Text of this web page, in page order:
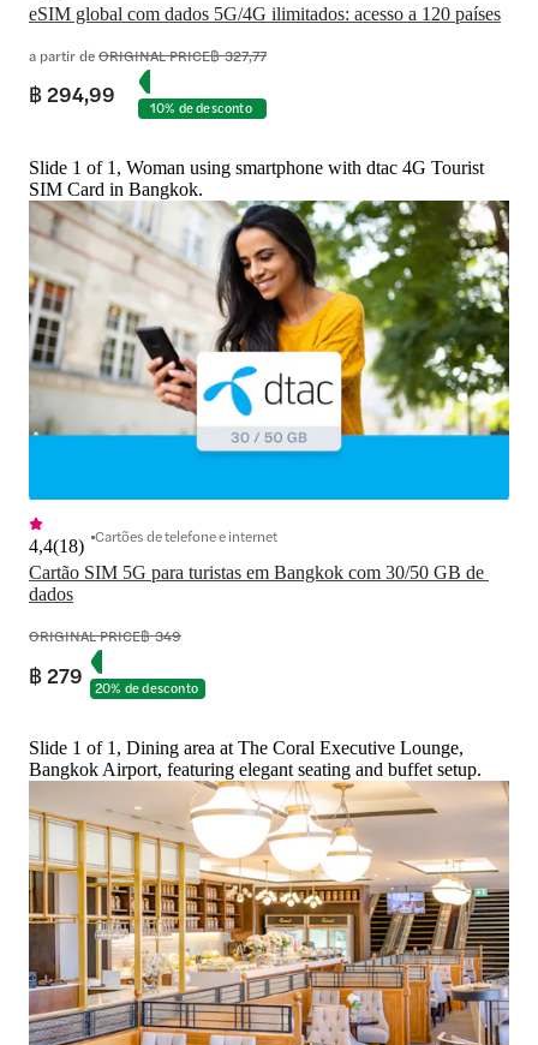
eSIM global com dados 5G/4G ilimitados: acesso a 120 países
a partir deORIGINAL PRICE฿ 327,77
฿ 294,99 10% de desconto
Slide 1 of 1, Woman using smartphone with dtac 4G Tourist
SIM Card in Bangkok.
Cartão SIM 5G para turistas em Bangkok com 30/50 GB de
dados
4,4(18) Cartões de telefone e internet
ORIGINAL PRICE฿ 349
฿ 279 20% de desconto
Slide 1 of 1, Dining area at The Coral Executive Lounge,
Bangkok Airport, featuring elegant seating and buffet setup.